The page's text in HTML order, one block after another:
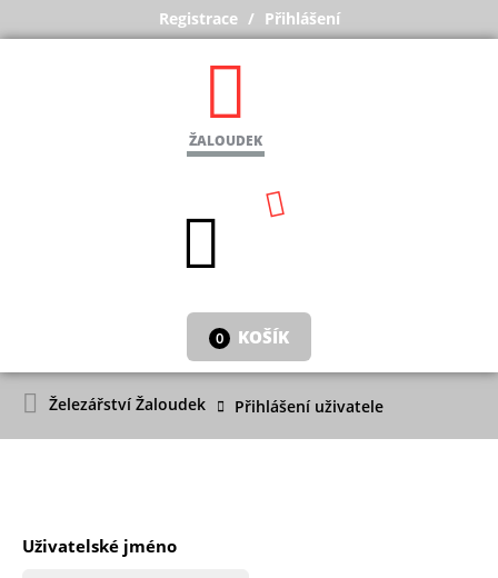
Registrace Přihlášení
ŽALOUDEK
0 KOŠÍK
Železářství Žaloudek Přihlášení uživatele
Uživatelské jméno